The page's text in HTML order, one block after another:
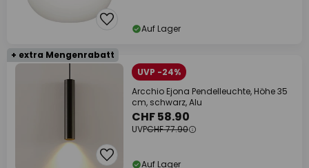
Auf Lager
+ extra Mengenrabatt
UVP -24%
Arcchio Ejona Pendelleuchte, Höhe 35
cm, schwarz, Alu
CHF 58.90
UVPCHF 77.90
Auf Lager